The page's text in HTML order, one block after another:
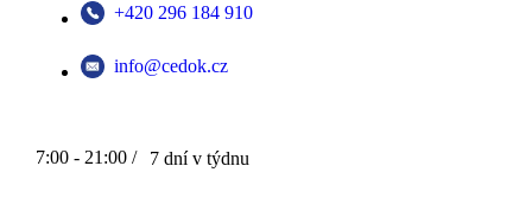
+420 296 184 910
info@cedok.cz
7:00 - 21:00 / 7 dní v týdnu